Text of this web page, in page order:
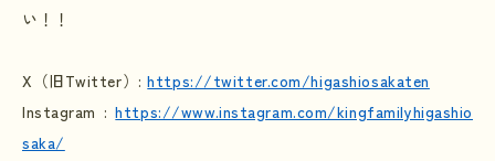
い！！
X （旧Twitter） :https://twitter.com/higashiosakaten
Instagram :https://www.instagram.com/kingfamilyhigashio
saka/